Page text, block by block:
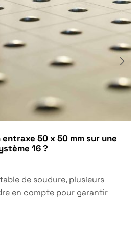
50 x 50 mm sur une
16 ?
de soudure, plusieurs
en compte pour garantir